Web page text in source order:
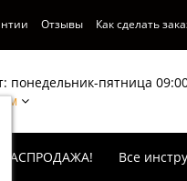
Отзывы Как сделать
понедельник-пятница
РАСПРОДАЖА! Все